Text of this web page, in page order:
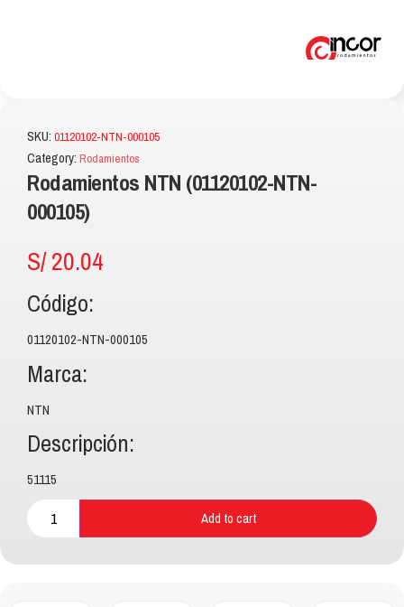
SKU: 01120102-NTN-000105
Category: Rodamientos
Rodamientos NTN (01120102-NTN-
000105)
S/20.04
Código:
01120102-NTN-000105
Marca:
NTN
Descripción:
51115
Add to cart